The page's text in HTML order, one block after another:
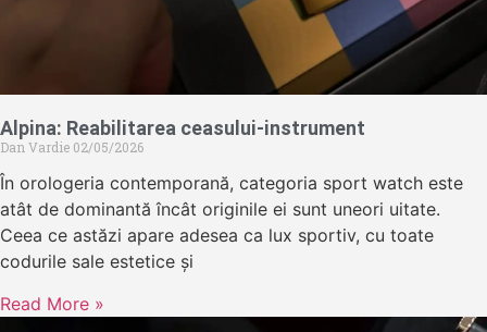
Alpina: Reabilitarea ceasului-instrument
Dan Vardie 02/05/2026
În orologeria contemporană, categoria sport watch este
atât de dominantă încât originile ei sunt uneori uitate.
Ceea ce astăzi apare adesea ca lux sportiv, cu toate
codurile sale estetice și
Read More »